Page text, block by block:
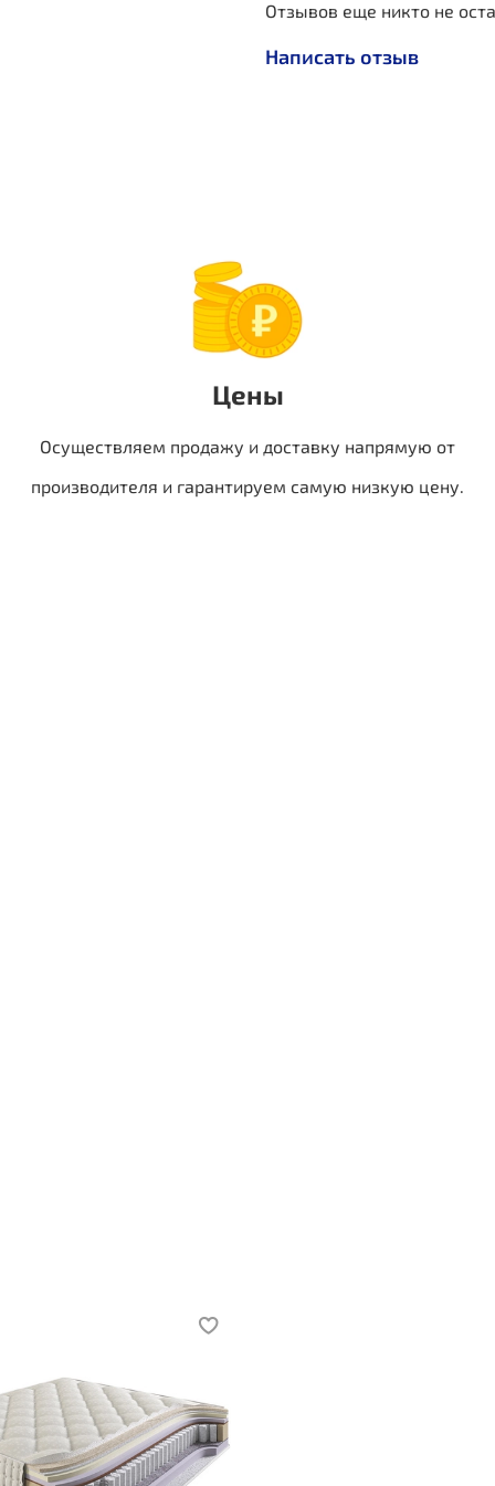
Отзывов еще никто не
Написать отзыв
Цены
Осуществляем продажу и доставку напрямую от
производителя и гарантируем самую низкую цену.